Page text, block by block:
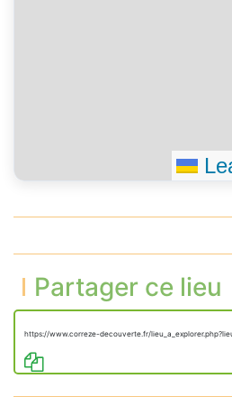
Partager ce lieu
https://www.correze-decouverte.fr/